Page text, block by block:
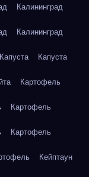
Калининград
Калининград
Капуста Капуста
Картофель
Картофель
Картофель
Кейптаун